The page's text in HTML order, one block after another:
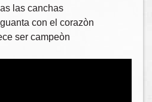
las canchas
con el corazòn
ser campeòn